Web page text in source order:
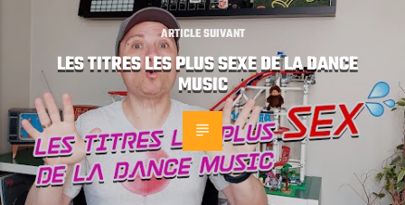
ARTICLE SUIVANT
LES TITRES LES PLUS SEXE DE LA DANCE
MUSIC